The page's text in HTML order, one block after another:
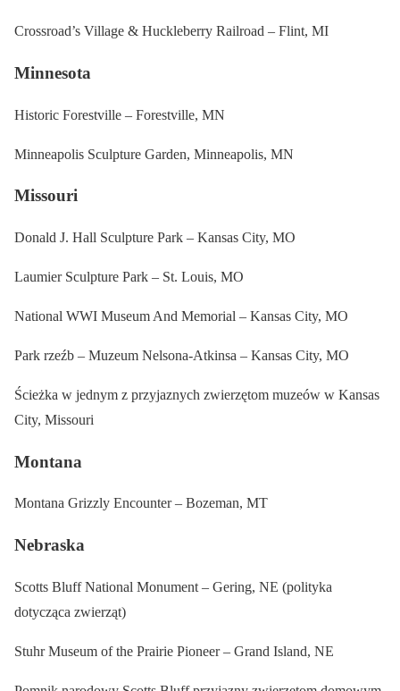
Crossroad’s Village & Huckleberry Railroad – Flint, MI
Minnesota
Historic Forestville – Forestville, MN
Minneapolis Sculpture Garden, Minneapolis, MN
Missouri
Donald J. Hall Sculpture Park – Kansas City, MO
Laumier Sculpture Park – St. Louis, MO
National WWI Museum And Memorial – Kansas City, MO
Park rzeźb – Muzeum Nelsona-Atkinsa – Kansas City, MO
Ścieżka w jednym z przyjaznych zwierzętom muzeów w Kansas
City, Missouri
Montana
Montana Grizzly Encounter – Bozeman, MT
Nebraska
Scotts Bluff National Monument – Gering, NE (polityka
dotycząca zwierząt)
Stuhr Museum of the Prairie Pioneer – Grand Island, NE